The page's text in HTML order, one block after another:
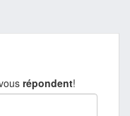
répondent!